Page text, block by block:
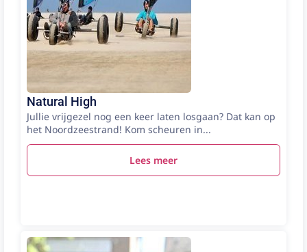
Natural High
Jullie vrijgezel nog een keer laten losgaan? Dat kan op
het Noordzeestrand! Kom scheuren in...
Lees meer